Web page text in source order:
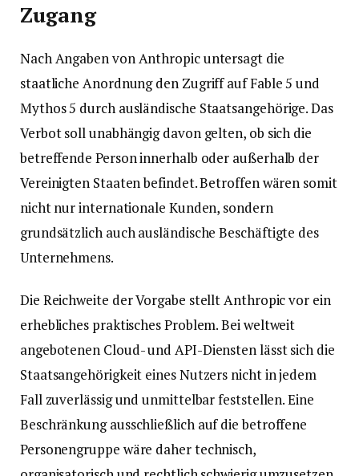
Zugang
Nach Angaben von Anthropic untersagt die
staatliche Anordnung den Zugriff auf Fable 5 und
Mythos 5 durch ausländische Staatsangehörige. Das
Verbot soll unabhängig davon gelten, ob sich die
betreffende Person innerhalb oder außerhalb der
Vereinigten Staaten befindet. Betroffen wären somit
nicht nur internationale Kunden, sondern
grundsätzlich auch ausländische Beschäftigte des
Unternehmens.
Die Reichweite der Vorgabe stellt Anthropic vor ein
erhebliches praktisches Problem. Bei weltweit
angebotenen Cloud- und API-Diensten lässt sich die
Staatsangehörigkeit eines Nutzers nicht in jedem
Fall zuverlässig und unmittelbar feststellen. Eine
Beschränkung ausschließlich auf die betroffene
Personengruppe wäre daher technisch,